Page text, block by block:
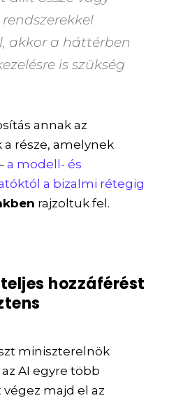
akkor a háttérben
is szükség
annak az
része, amelynek
a modell- és
a bizalmi rétegig
rajzoltuk fel.
hozzáférést
miniszterelnök
AI egyre több
majd el az